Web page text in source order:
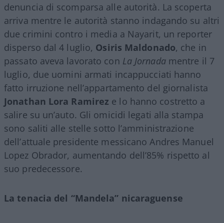
denuncia di scomparsa alle autorità. La scoperta
arriva mentre le autorità stanno indagando su altri
due crimini contro i media a Nayarit, un reporter
disperso dal 4 luglio, Osiris Maldonado, che in
passato aveva lavorato con La Jornadamentre il 7
luglio, due uomini armati incappucciati hanno
fatto irruzione nell’appartamento del giornalista
Jonathan Lora Ramirez e lo hanno costretto a
salire su un’auto. Gli omicidi legati alla stampa
sono saliti alle stelle sotto l’amministrazione
dell’attuale presidente messicano Andres Manuel
Lopez Obrador, aumentando dell’85% rispetto al
suo predecessore.
La tenacia del “Mandela” nicaraguense